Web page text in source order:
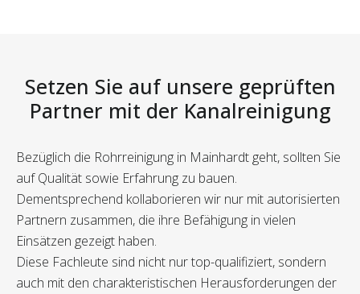
Setzen Sie auf unsere geprüften
Partner mit der Kanalreinigung
Bezüglich die Rohrreinigung in Mainhardt geht, sollten Sie
auf Qualität sowie Erfahrung zu bauen.
Dementsprechend kollaborieren wir nur mit autorisierten
Partnern zusammen, die ihre Befähigung in vielen
Einsätzen gezeigt haben.
Diese Fachleute sind nicht nur top-qualifiziert, sondern
auch mit den charakteristischen Herausforderungen der